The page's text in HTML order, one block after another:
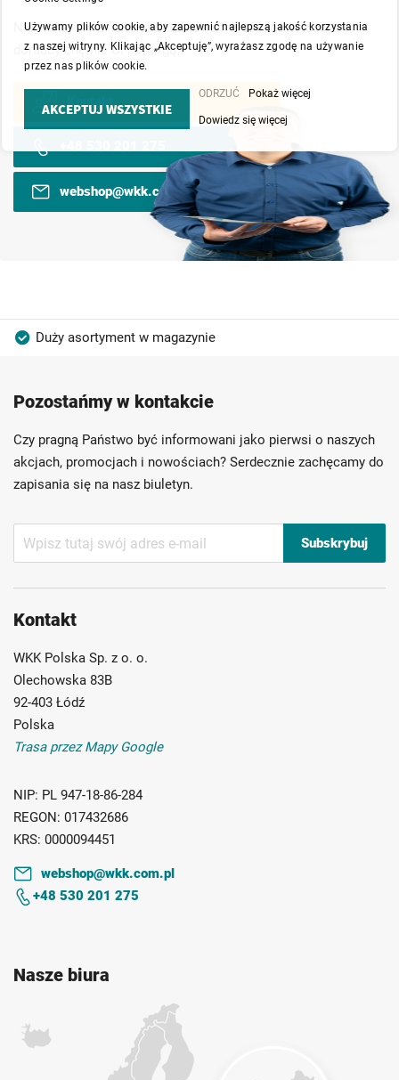
Nie wahaj się z nami skontaktować. Nasi doświadczeni
doradcy chętnie Ci pomogą.
Kontakt
webshop@wkk.com.pl
Duży asortyment w magazynie
Szybka dostawa
Indywidualni doradcy
Ponad 40 lat doświadczenia
Możliwość własnego etykietowania
Pozostańmy w kontakcie
Czy pragną Państwo być informowani jako pierwsi o naszych
akcjach, promocjach i nowościach? Serdecznie zachęcamy do
zapisania się na nasz biuletyn.
nasz
Subskrybuj
Kontakt
WKK Polska Sp. z o. o.
Olechowska 83B
92-403 Łódź
Polska
Trasa przez Mapy Google
NIP: PL 947-18-86-284
REGON: 017432686
KRS: 0000094451
webshop@wkk.com.pl
+48 530 201 275
Nasze biura
Używamy plików cookie, aby zapewnić najlepszą jakość korzystania
z naszej witryny. Klikając „Akceptuję”, wyrażasz zgodę na używanie
przez nas plików cookie.
AKCEPTUJ WSZYSTKIE
ODRZUĆ Pokaż więcej
Dowiedz się więcej